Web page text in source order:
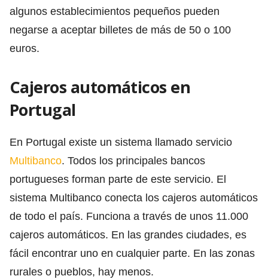
algunos establecimientos pequeños pueden
negarse a aceptar billetes de más de 50 o 100
euros.
Cajeros automáticos en
Portugal
En Portugal existe un sistema llamado servicio
Multibanco. Todos los principales bancos
portugueses forman parte de este servicio. El
sistema Multibanco conecta los cajeros automáticos
de todo el país. Funciona a través de unos 11.000
cajeros automáticos. En las grandes ciudades, es
fácil encontrar uno en cualquier parte. En las zonas
rurales o pueblos, hay menos.